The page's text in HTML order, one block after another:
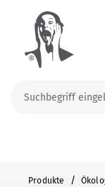
springen
Produkte /